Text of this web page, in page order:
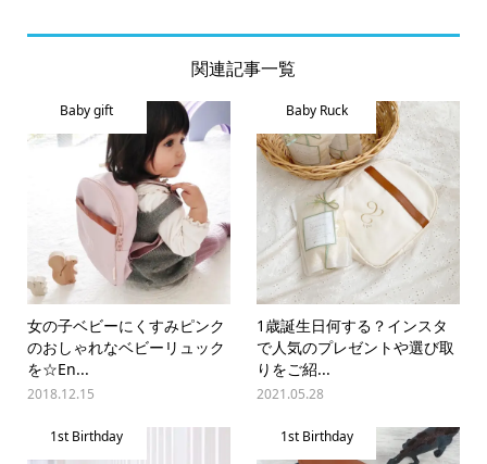
関連記事一覧
Baby gift
女の子ベビーにくすみピンク
のおしゃれなベビーリュック
を☆En...
2018.12.15
Baby Ruck
1歳誕生日何する？インスタ
で人気のプレゼントや選び取
りをご紹...
2021.05.28
1st Birthday 1st Birthday